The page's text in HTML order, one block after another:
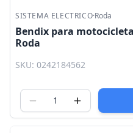
SISTEMA ELECTRICO·Roda
Bendix para motocicleta
Roda
SKU: 0242184562